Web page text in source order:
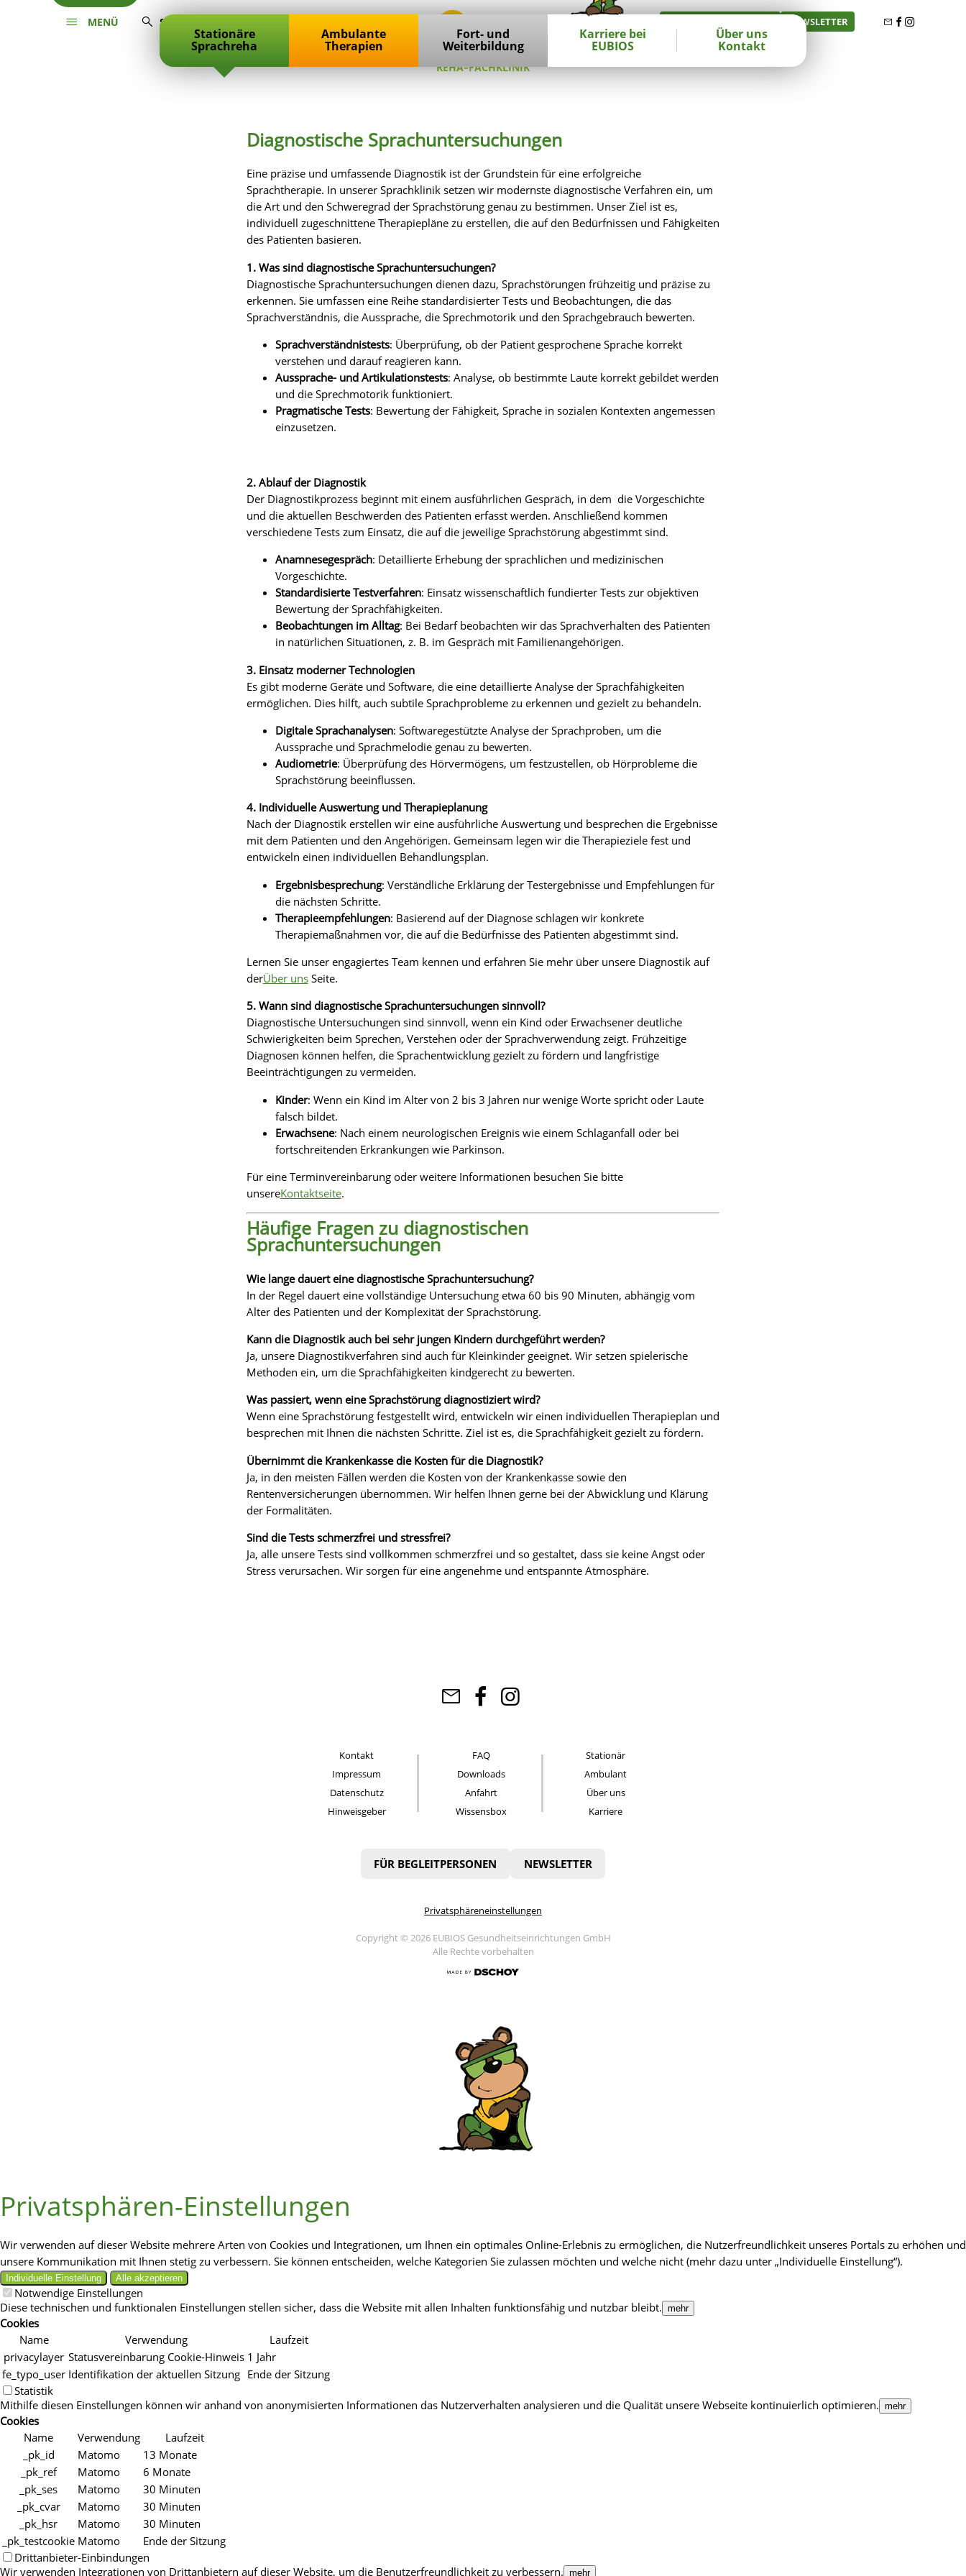
REHA–FACHKLINIK
MENÜ SUCHE NEWSLETTER
Stationäre
Sprachreha
Ambulante
Therapien
Fort- und
Weiterbildung
Karriere bei
EUBIOS
Über uns
Kontakt
Diagnostische Sprachuntersuchungen
Eine präzise und umfassende Diagnostik ist der Grundstein für eine erfolgreiche
Sprachtherapie. In unserer Sprachklinik setzen wir modernste diagnostische Verfahren ein, um
die Art und den Schweregrad der Sprachstörung genau zu bestimmen. Unser Ziel ist es,
individuell zugeschnittene Therapiepläne zu erstellen, die auf den Bedürfnissen und Fähigkeiten
des Patienten basieren.
1. Was sind diagnostische Sprachuntersuchungen?
Diagnostische Sprachuntersuchungen dienen dazu, Sprachstörungen frühzeitig und präzise zu
erkennen. Sie umfassen eine Reihe standardisierter Tests und Beobachtungen, die das
Sprachverständnis, die Aussprache, die Sprechmotorik und den Sprachgebrauch bewerten.
Sprachverständnistests: Überprüfung, ob der Patient gesprochene Sprache korrekt
verstehen und darauf reagieren kann.
Aussprache- und Artikulationstests: Analyse, ob bestimmte Laute korrekt gebildet werden
und die Sprechmotorik funktioniert.
Pragmatische Tests: Bewertung der Fähigkeit, Sprache in sozialen Kontexten angemessen
einzusetzen.
2. Ablauf der Diagnostik
Der Diagnostikprozess beginnt mit einem ausführlichen Gespräch, in dem die Vorgeschichte
und die aktuellen Beschwerden des Patienten erfasst werden. Anschließend kommen
verschiedene Tests zum Einsatz, die auf die jeweilige Sprachstörung abgestimmt sind.
Anamnesegespräch: Detaillierte Erhebung der sprachlichen und medizinischen
Vorgeschichte.
Standardisierte Testverfahren: Einsatz wissenschaftlich fundierter Tests zur objektiven
Bewertung der Sprachfähigkeiten.
Beobachtungen im Alltag: Bei Bedarf beobachten wir das Sprachverhalten des Patienten
in natürlichen Situationen, z. B. im Gespräch mit Familienangehörigen.
3. Einsatz moderner Technologien
Es gibt moderne Geräte und Software, die eine detaillierte Analyse der Sprachfähigkeiten
ermöglichen. Dies hilft, auch subtile Sprachprobleme zu erkennen und gezielt zu behandeln.
Digitale Sprachanalysen: Softwaregestützte Analyse der Sprachproben, um die
Aussprache und Sprachmelodie genau zu bewerten.
Audiometrie: Überprüfung des Hörvermögens, um festzustellen, ob Hörprobleme die
Sprachstörung beeinflussen.
4. Individuelle Auswertung und Therapieplanung
Nach der Diagnostik erstellen wir eine ausführliche Auswertung und besprechen die Ergebnisse
mit dem Patienten und den Angehörigen. Gemeinsam legen wir die Therapieziele fest und
entwickeln einen individuellen Behandlungsplan.
Ergebnisbesprechung: Verständliche Erklärung der Testergebnisse und Empfehlungen für
die nächsten Schritte.
Therapieempfehlungen: Basierend auf der Diagnose schlagen wir konkrete
Therapiemaßnahmen vor, die auf die Bedürfnisse des Patienten abgestimmt sind.
Lernen Sie unser engagiertes Team kennen und erfahren Sie mehr über unsere Diagnostik auf
derÜber unsSeite.
5. Wann sind diagnostische Sprachuntersuchungen sinnvoll?
Diagnostische Untersuchungen sind sinnvoll, wenn ein Kind oder Erwachsener deutliche
Schwierigkeiten beim Sprechen, Verstehen oder der Sprachverwendung zeigt. Frühzeitige
Diagnosen können helfen, die Sprachentwicklung gezielt zu fördern und langfristige
Beeinträchtigungen zu vermeiden.
Kinder: Wenn ein Kind im Alter von 2 bis 3 Jahren nur wenige Worte spricht oder Laute
falsch bildet.
Erwachsene: Nach einem neurologischen Ereignis wie einem Schlaganfall oder bei
fortschreitenden Erkrankungen wie Parkinson.
Für eine Terminvereinbarung oder weitere Informationen besuchen Sie bitte
unsereKontaktseite.
Häufige Fragen zu diagnostischen
Sprachuntersuchungen
Wie lange dauert eine diagnostische Sprachuntersuchung?
In der Regel dauert eine vollständige Untersuchung etwa 60 bis 90 Minuten, abhängig vom
Alter des Patienten und der Komplexität der Sprachstörung.
Kann die Diagnostik auch bei sehr jungen Kindern durchgeführt werden?
Ja, unsere Diagnostikverfahren sind auch für Kleinkinder geeignet. Wir setzen spielerische
Methoden ein, um die Sprachfähigkeiten kindgerecht zu bewerten.
Was passiert, wenn eine Sprachstörung diagnostiziert wird?
Wenn eine Sprachstörung festgestellt wird, entwickeln wir einen individuellen Therapieplan und
besprechen mit Ihnen die nächsten Schritte. Ziel ist es, die Sprachfähigkeit gezielt zu fördern.
Übernimmt die Krankenkasse die Kosten für die Diagnostik?
Ja, in den meisten Fällen werden die Kosten von der Krankenkasse sowie den
Rentenversicherungen übernommen. Wir helfen Ihnen gerne bei der Abwicklung und Klärung
der Formalitäten.
Sind die Tests schmerzfrei und stressfrei?
Ja, alle unsere Tests sind vollkommen schmerzfrei und so gestaltet, dass sie keine Angst oder
Stress verursachen. Wir sorgen für eine angenehme und entspannte Atmosphäre.
Kontakt
Impressum
Datenschutz
Hinweisgeber
FAQ
Downloads
Anfahrt
Wissensbox
Stationär
Ambulant
Über uns
Karriere
FÜR BEGLEITPERSONEN NEWSLETTER
Privatsphäreneinstellungen
Copyright © 2026 EUBIOS Gesundheitseinrichtungen GmbH
Alle Rechte vorbehalten
Privatsphären-Einstellungen
Wir verwenden auf dieser Website mehrere Arten von Cookies und Integrationen, um Ihnen ein optimales Online-Erlebnis zu ermöglichen, die Nutzerfreundlichkeit unseres Portals zu erhöhen und
unsere Kommunikation mit Ihnen stetig zu verbessern. Sie können entscheiden, welche Kategorien Sie zulassen möchten und welche nicht (mehr dazu unter „Individuelle Einstellung“).
Individuelle Einstellung Alle akzeptieren
Notwendige Einstellungen
Diese technischen und funktionalen Einstellungen stellen sicher, dass die Website mit allen Inhalten funktionsfähig und nutzbar bleibt. mehr
Cookies
Name
Verwendung
Laufzeit
privacylayer Statusvereinbarung Cookie-Hinweis 1 Jahr
fe_typo_user Identifikation der aktuellen Sitzung Ende der Sitzung
Statistik
Mithilfe diesen Einstellungen können wir anhand von anonymisierten Informationen das Nutzerverhalten analysieren und die Qualität unsere Webseite kontinuierlich optimieren. mehr
Cookies
Name
Verwendung
Laufzeit
_pk_id
Matomo
13 Monate
_pk_ref
Matomo
6 Monate
_pk_ses
Matomo
30 Minuten
_pk_cvar
Matomo
30 Minuten
_pk_hsr
Matomo
30 Minuten
_pk_testcookie Matomo
Ende der Sitzung
Drittanbieter-Einbindungen
Wir verwenden Integrationen von Drittanbietern auf dieser Website, um die Benutzerfreundlichkeit zu verbessern. mehr